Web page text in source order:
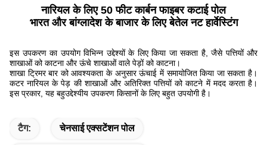
नारियल के लिए 50 फीट कार्बन फाइबर कटाई पोल
भारत और बांग्लादेश के बाजार के लिए बेतेल नट हार्वेस्टिंग
इस उपकरण का उपयोग विभिन्न उद्देश्यों के लिए किया जा सकता है, जैसे पत्तियों और
शाखाओं को काटना और ऊंचे शाखाओं वाले पेड़ों को काटना।
शाखा ट्रिमर बार को आवश्यकता के अनुसार ऊंचाई में समायोजित किया जा सकता है।
कटर नारियल के पेड़ की शाखाओं और अतिरिक्त पत्तियों को काटने में मदद करता है।
इस प्रकार, यह बहुउद्देश्यीय उपकरण किसानों के लिए बहुत उपयोगी है।
टैग: चेनसाई एक्सटेंशन पोल